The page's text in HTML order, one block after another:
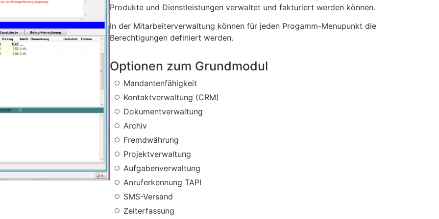
Produkte und Dienstleistungen verwaltet und fakturiert werden können.
In der Mitarbeiterverwaltung können für jeden Progamm-Menupunkt die
Berechtigungen definiert werden.
Optionen zum Grundmodul
Mandantenfähigkeit
Kontaktverwaltung (CRM)
Dokumentverwaltung
Archiv
Fremdwährung
Projektverwaltung
Aufgabenverwaltung
Anruferkennung TAPI
SMS-Versand
Zeiterfassung